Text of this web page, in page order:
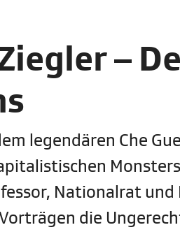
–
legendären Che
Nationalrat
die